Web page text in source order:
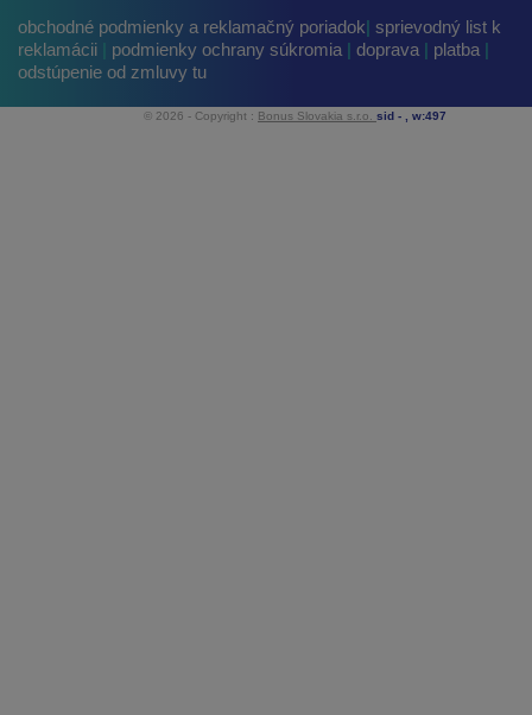
obchodné podmienky a reklamačný poriadok| sprievodný list k
reklamácii
podmienky ochrany súkromia | doprava | platba |
odstúpenie od zmluvy tu
© 2026 - Copyright : Bonus Slovakia s.r.o. sid - , w:497